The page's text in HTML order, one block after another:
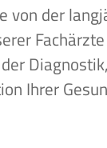
von der
Ihrer